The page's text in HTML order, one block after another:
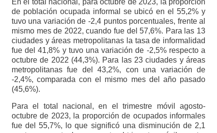
En el total nacional, para octubre de 2023, la proporción
de población ocupada informal se ubicó en el 55,2% y
tuvo una variación de -2,4 puntos porcentuales, frente al
mismo mes de 2022, cuando fue del 57,6%. Para las 13
ciudades y áreas metropolitanas la tasa de informalidad
fue del 41,8% y tuvo una variación de -2,5% respecto a
octubre de 2022 (44,3%). Para las 23 ciudades y áreas
metropolitanas fue del 43,2%, con una variación de
-2,4%, comparada con el mismo mes del año pasado
(45,6%).
Para el total nacional, en el trimestre móvil agosto-
octubre de 2023, la proporción de ocupados informales
fue del 55,7%, lo que significó una disminución de 2,1